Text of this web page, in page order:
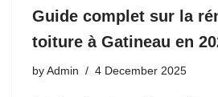
Guide complet sur la
toiture à Gatineau en
by Admin 4 December 2025